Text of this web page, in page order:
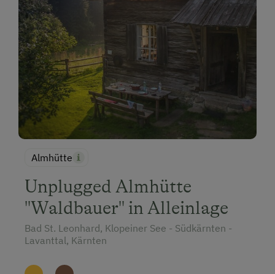
Almhütte
Unplugged Almhütte
"Waldbauer" in Alleinlage
Bad St. Leonhard, Klopeiner See - Südkärnten -
Lavanttal, Kärnten